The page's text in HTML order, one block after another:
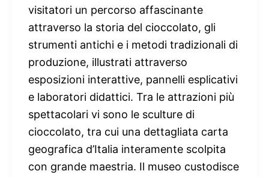
visitatori un percorso affascinante
attraverso la storia del cioccolato, gli
strumenti antichi e i metodi tradizionali di
produzione, illustrati attraverso
esposizioni interattive, pannelli esplicativi
e laboratori didattici. Tra le attrazioni più
spettacolari vi sono le sculture di
cioccolato, tra cui una dettagliata carta
geografica d’Italia interamente scolpita
con grande maestria. Il museo custodisce